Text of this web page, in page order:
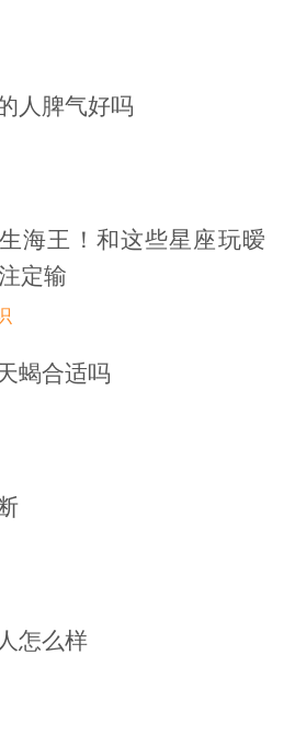
人脾气好吗
海王！和这些星座玩暧
定输
蝎合适吗
怎么样